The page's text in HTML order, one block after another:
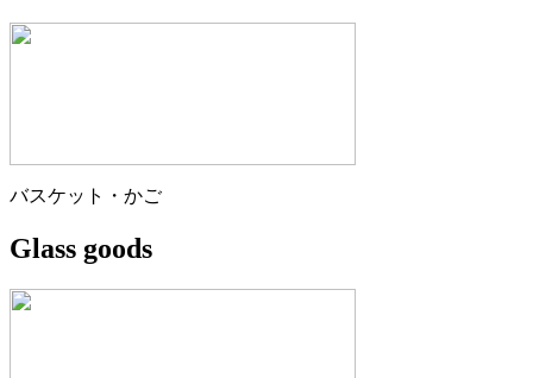
バスケット・かご
Glass goods